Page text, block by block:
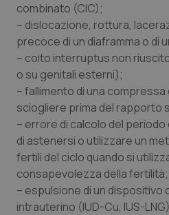
Vaccini
combinato (CIC);
– dislocazione, rottura,
precoce di un diaframma o di
– coito interruptus non
o su genitali esterni);
– fallimento di una compressa
sciogliere prima del rapporto
– errore di calcolo del
di astenersi o utilizzare un
fertili del ciclo quando si
consapevolezza della fertilità;
– espulsione di un
intrauterino (IUD-Cu, IUS-